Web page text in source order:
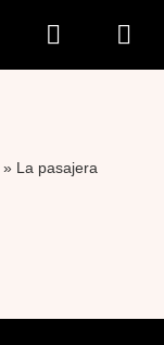
» La pasajera